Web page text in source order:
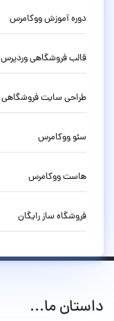
دوره آموزش ووکامرس
قالب فروشگاهی وردپرس
طراحی سایت فروشگاهی
سئو ووکامرس
هاست ووکامرس
فروشگاه ساز رایگان
داستان ما...